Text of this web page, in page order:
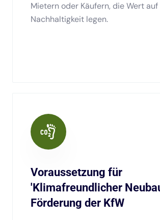
Mietern oder Käufern, die Wert auf
Nachhaltigkeit legen.
Voraussetzung für
'Klimafreundlicher
Förderung der KfW